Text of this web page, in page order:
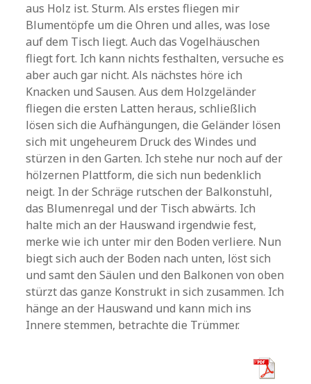
aus Holz ist. Sturm. Als erstes fliegen mir
Blumentöpfe um die Ohren und alles, was lose
auf dem Tisch liegt. Auch das Vogelhäuschen
fliegt fort. Ich kann nichts festhalten, versuche es
aber auch gar nicht. Als nächstes höre ich
Knacken und Sausen. Aus dem Holzgeländer
fliegen die ersten Latten heraus, schließlich
lösen sich die Aufhängungen, die Geländer lösen
sich mit ungeheurem Druck des Windes und
stürzen in den Garten. Ich stehe nur noch auf der
hölzernen Plattform, die sich nun bedenklich
neigt. In der Schräge rutschen der Balkonstuhl,
das Blumenregal und der Tisch abwärts. Ich
halte mich an der Hauswand irgendwie fest,
merke wie ich unter mir den Boden verliere. Nun
biegt sich auch der Boden nach unten, löst sich
und samt den Säulen und den Balkonen von oben
stürzt das ganze Konstrukt in sich zusammen. Ich
hänge an der Hauswand und kann mich ins
Innere stemmen, betrachte die Trümmer.